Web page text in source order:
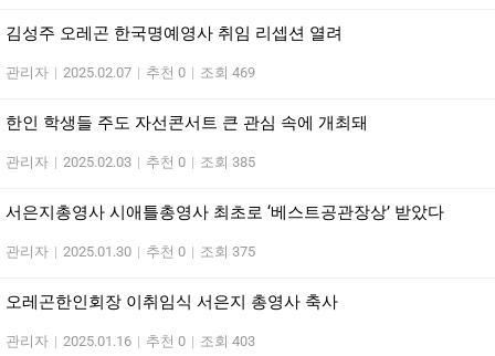
김성주 오레곤 한국명예영사 취임 리셉션 열려
관리자 | 2025.02.07 | 추천 0 | 조회 469
한인 학생들 주도 자선콘서트 큰 관심 속에 개최돼
관리자 | 2025.02.03 | 추천 0 | 조회 385
서은지총영사 시애틀총영사 최초로 ‘베스트공관장상’ 받았다
관리자 | 2025.01.30 | 추천 0 | 조회 375
오레곤한인회장 이취임식 서은지 총영사 축사
관리자 | 2025.01.16 | 추천 0 | 조회 403